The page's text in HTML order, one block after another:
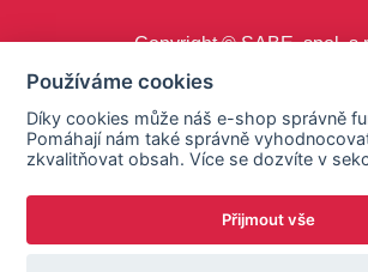
Copyright © SABE, spol. s
Používáme cookies
Díky cookies může náš e-shop správně
Pomáhají nám také správně
zkvalitňovat obsah. Více se dozvíte v
Přijmout vše